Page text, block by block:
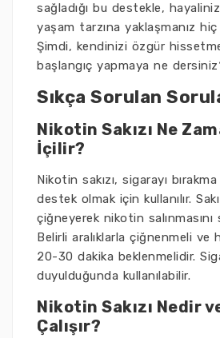
sağladığı bu destekle,
yaşam tarzına yaklaşmanız
Şimdi, kendinizi özgür
başlangıç yapmaya ne
Sıkça Sorulan
Nikotin Sakızı Ne
İçilir?
Nikotin sakızı, sigarayı
destek olmak için kullanılır.
çiğneyerek nikotin salınmasını
Belirli aralıklarla çiğnenmeli ve
20-30 dakika beklenmelidir.
duyulduğunda kullanılabilir.
Nikotin Sakızı Nedir
Çalışır?